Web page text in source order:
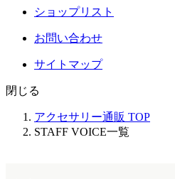
ショップリスト
お問い合わせ
サイトマップ
閉じる
アクセサリー通販 TOP
STAFF VOICE一覧